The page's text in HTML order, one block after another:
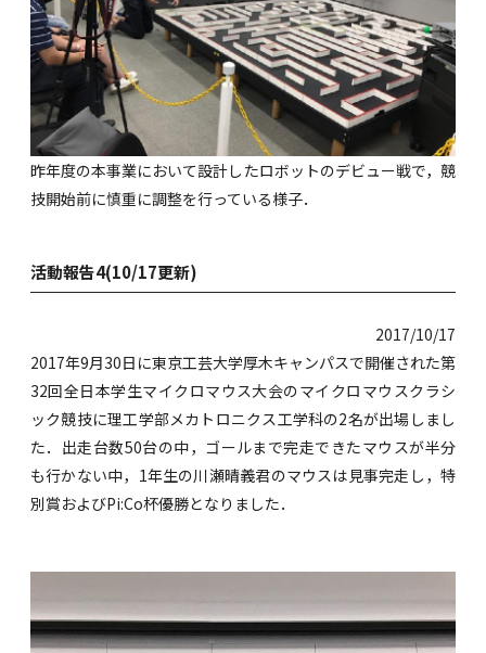
昨年度の本事業において設計したロボットのデビュー戦で，競
技開始前に慎重に調整を行っている様子．
活動報告4(10/17更新)
2017/10/17
2017年9月30日に東京工芸大学厚木キャンパスで開催された第
32回全日本学生マイクロマウス大会のマイクロマウスクラシ
ック競技に理工学部メカトロニクス工学科の2名が出場しまし
た．出走台数50台の中，ゴールまで完走できたマウスが半分
も行かない中，1年生の川瀬晴義君のマウスは見事完走し，特
別賞およびPi:Co杯優勝となりました．